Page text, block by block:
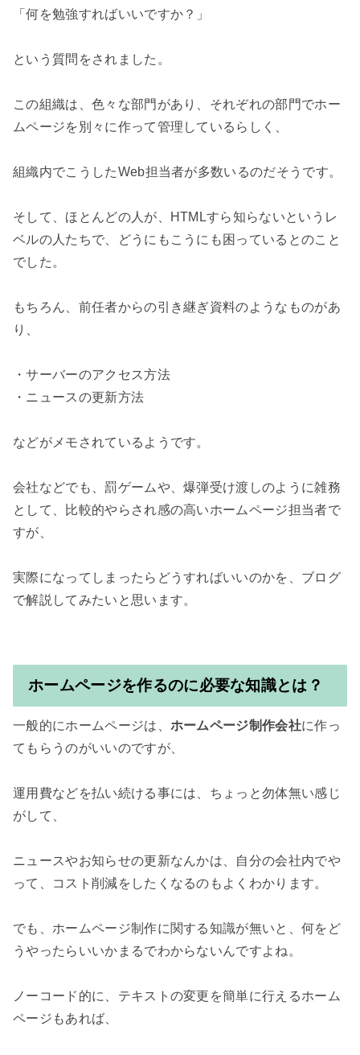
「何を勉強すればいいですか？」
という質問をされました。
この組織は、色々な部門があり、それぞれの部門でホー
ムページを別々に作って管理しているらしく、
組織内でこうしたWeb担当者が多数いるのだそうです。
そして、ほとんどの人が、HTMLすら知らないというレ
ベルの人たちで、どうにもこうにも困っているとのこと
でした。
もちろん、前任者からの引き継ぎ資料のようなものがあ
り、
・サーバーのアクセス方法
・ニュースの更新方法
などがメモされているようです。
会社などでも、罰ゲームや、爆弾受け渡しのように雑務
として、比較的やらされ感の高いホームページ担当者で
すが、
実際になってしまったらどうすればいいのかを、ブログ
ホームページを作るのに必要な知識とは？
一般的にホームページは、 ホームページ制作会社に作っ
てもらうのがいいのですが、
運用費などを払い続ける事には、ちょっと勿体無い感じ
がして、
ニュースやお知らせの更新なんかは、自分の会社内でや
って、コスト削減をしたくなるのもよくわかります。
でも、ホームページ制作に関する知識が無いと、何をど
うやったらいいかまるでわからないんですよね。
ノーコード的に、テキストの変更を簡単に行えるホーム
ページもあれば、